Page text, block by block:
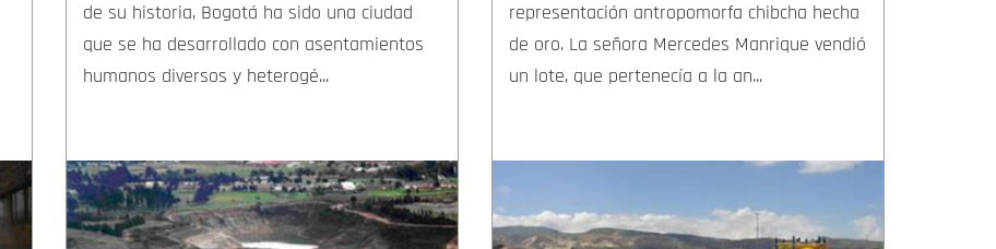
de su historia, Bogotá ha sido una ciudad
que se ha desarrollado con asentamientos
humanos diversos y heterogé...
representación antropomorfa chibcha hecha
de oro. La señora Mercedes Manrique vendió
un lote, que pertenecía a la an...